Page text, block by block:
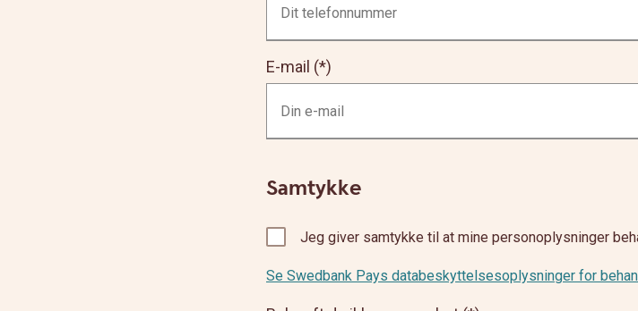
E-mail
Samtykke
Jeg giver samtykke til at mine personoplysninger
Se Swedbank Pays databeskyttelsesoplysninger for